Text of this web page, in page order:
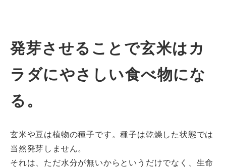
発芽させることで玄米はカ
ラダにやさしい食べ物にな
る。
玄米や豆は植物の種子です。種子は乾燥した状態では
当然発芽しません。
それは、ただ水分が無いからというだけでなく、生命